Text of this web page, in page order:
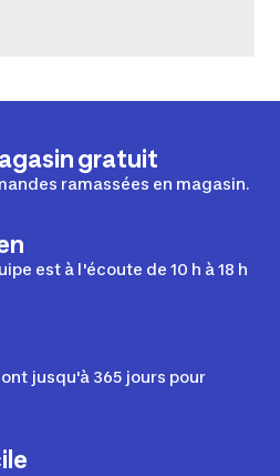
gratuit
ramassées en magasin.
est à l'écoute de 10 h à 18 h
jusqu'à 365 jours pour